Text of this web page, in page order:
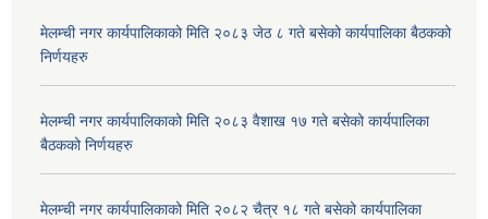
मेलम्ची नगर कार्यपालिकाको मिति २०८३ जेठ ८ गते बसेको कार्यपालिका बैठकको
निर्णयहरु
मेलम्ची नगर कार्यपालिकाको मिति २०८३ वैशाख १७ गते बसेको कार्यपालिका
बैठकको निर्णयहरु
मेलम्ची नगर कार्यपालिकाको मिति २०८२ चैत्र १८ गते बसेको कार्यपालिका